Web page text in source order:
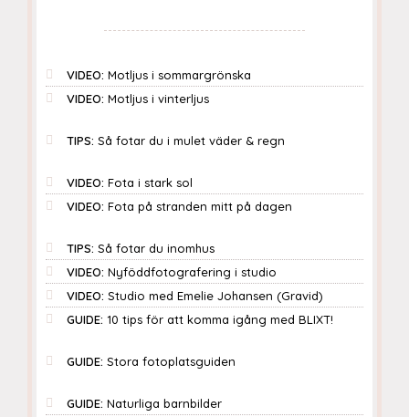
VIDEO: Motljus i sommargrönska
VIDEO: Motljus i vinterljus
TIPS: Så fotar du i mulet väder & regn
VIDEO: Fota i stark sol
VIDEO: Fota på stranden mitt på dagen
TIPS: Så fotar du inomhus
VIDEO: Nyföddfotografering i studio
VIDEO: Studio med Emelie Johansen (Gravid)
GUIDE: 10 tips för att komma igång med BLIXT!
GUIDE: Stora fotoplatsguiden
GUIDE: Naturliga barnbilder